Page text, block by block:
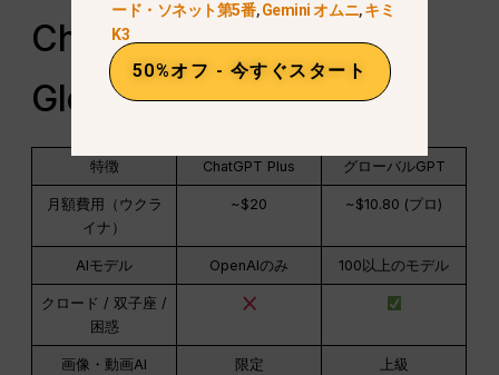
ChatGPT Plus vs
GlobalGPT（簡易比較）
特徴 ChatGPT Plus グローバルGPT
月額費用（ウクラ
イナ）
~$20 ~$10.80 (プロ)
AIモデル OpenAIのみ 100以上のモデル
クロード / 双子座 /
困惑
画像・動画AI 限定 上級
ード・ソネット第5番,Gemini オムニ,キミ
K3
50%オフ - 今すぐスタート